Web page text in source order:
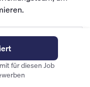
für diesen Job